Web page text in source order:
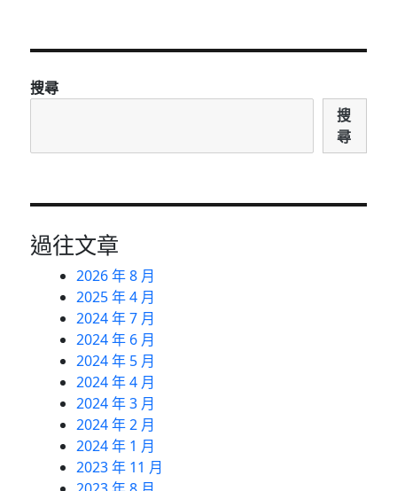
搜尋
搜
尋
過往文章
2026 年 8 月
2025 年 4 月
2024 年 7 月
2024 年 6 月
2024 年 5 月
2024 年 4 月
2024 年 3 月
2024 年 2 月
2024 年 1 月
2023 年 11 月